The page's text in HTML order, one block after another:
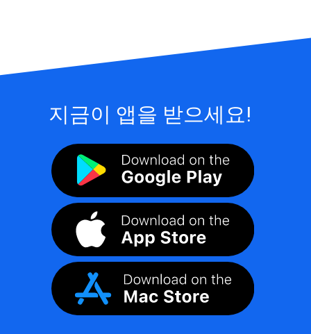
지금이 앱을 받으세요!